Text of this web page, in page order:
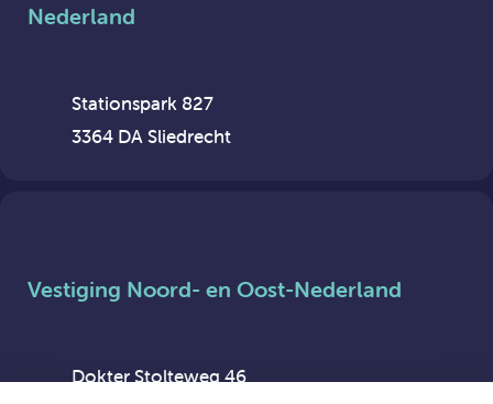
Nederland
Stationspark 827
3364 DA Sliedrecht
Vestiging Noord- en Oost-Nederland
Dokter Stolteweg 46